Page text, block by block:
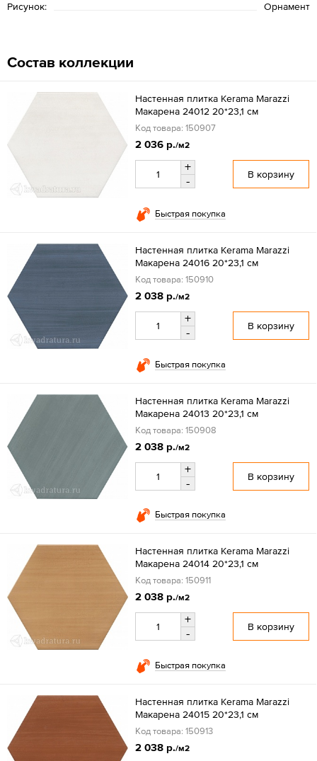
Рисунок:
Орнамент
Состав коллекции
Настенная плитка Kerama Marazzi
Макарена 24012 20*23,1 см
Код товара: 150907
2 036 р./м2
+
-
В корзину
Быстрая покупка
Настенная плитка Kerama Marazzi
Макарена 24016 20*23,1 см
Код товара: 150910
2 038 р./м2
+
-
В корзину
Быстрая покупка
Настенная плитка Kerama Marazzi
Макарена 24013 20*23,1 см
Код товара: 150908
2 038 р./м2
+
-
В корзину
Быстрая покупка
Настенная плитка Kerama Marazzi
Макарена 24014 20*23,1 см
Код товара: 150911
2 038 р./м2
+
-
В корзину
Быстрая покупка
Настенная плитка Kerama Marazzi
Макарена 24015 20*23,1 см
Код товара: 150913
2 038 р./м2